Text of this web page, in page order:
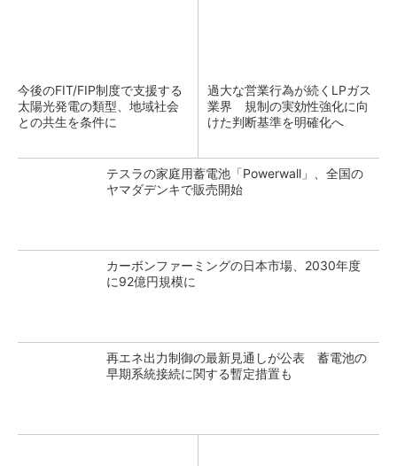
今後のFIT/FIP制度で支援する
太陽光発電の類型、地域社会
との共生を条件に
過大な営業行為が続くLPガス
業界 規制の実効性強化に向
けた判断基準を明確化へ
テスラの家庭用蓄電池「Powerwall」、全国の
ヤマダデンキで販売開始
カーボンファーミングの日本市場、2030年度
に92億円規模に
再エネ出力制御の最新見通しが公表 蓄電池の
早期系統接続に関する暫定措置も